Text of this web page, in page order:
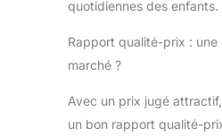
quotidiennes des enfants.
Rapport qualité-prix : une
marché ?
Avec un prix jugé
un bon rapport qualité-